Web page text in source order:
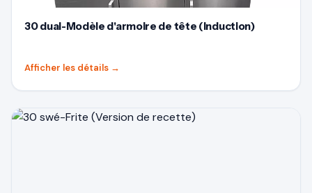
30 dual-Modèle d'armoire de tête (Induction)
Afficher les détails →